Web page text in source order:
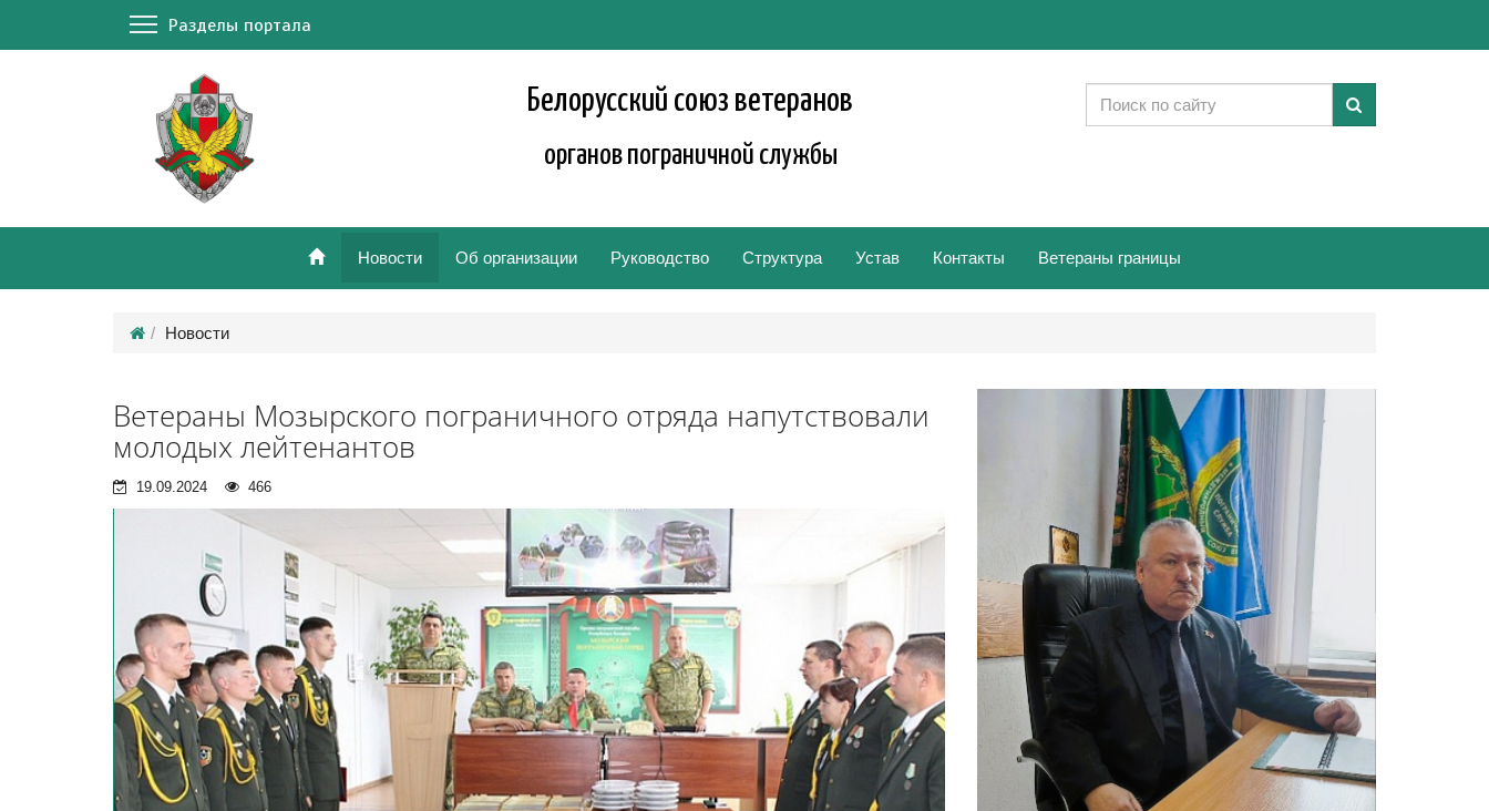
Разделы портала
Белорусский союз ветеранов
органов пограничной службы
Новости Об организации Руководство Структура Устав Контакты Ветераны границы
Новости
Ветераны Мозырского пограничного отряда напутствовали
молодых лейтенантов
19.09.2024 466